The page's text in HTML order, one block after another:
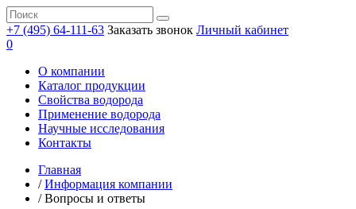
+7 (495) 64-111-63 Заказать звонок Личный кабинет
0
О компании
Каталог продукции
Свойства водорода
Применение водорода
Научные исследования
Контакты
Главная
/Информация компании
/Вопросы и ответы